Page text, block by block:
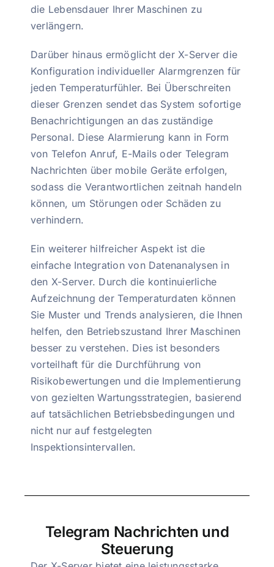
die Lebensdauer Ihrer Maschinen zu
verlängern.
Darüber hinaus ermöglicht der X-Server die
Konfiguration individueller Alarmgrenzen für
jeden Temperaturfühler. Bei Überschreiten
dieser Grenzen sendet das System sofortige
Benachrichtigungen an das zuständige
Personal. Diese Alarmierung kann in Form
von Telefon Anruf, E-Mails oder Telegram
Nachrichten über mobile Geräte erfolgen,
sodass die Verantwortlichen zeitnah handeln
können, um Störungen oder Schäden zu
verhindern.
Ein weiterer hilfreicher Aspekt ist die
einfache Integration von Datenanalysen in
den X-Server. Durch die kontinuierliche
Aufzeichnung der Temperaturdaten können
Sie Muster und Trends analysieren, die Ihnen
helfen, den Betriebszustand Ihrer Maschinen
besser zu verstehen. Dies ist besonders
vorteilhaft für die Durchführung von
Risikobewertungen und die Implementierung
von gezielten Wartungsstrategien, basierend
auf tatsächlichen Betriebsbedingungen und
nicht nur auf festgelegten
Inspektionsintervallen.
Telegram Nachrichten und
Steuerung